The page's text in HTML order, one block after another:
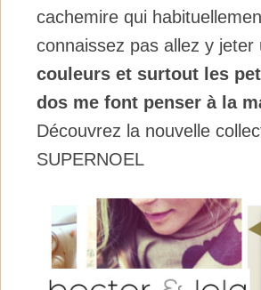
cachemire qui
connaissez pas allez y jeter
couleurs et surtout les
dos me font penser à la
Découvrez la nouvelle
SUPERNOEL